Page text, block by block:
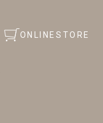
ONLINESTORE